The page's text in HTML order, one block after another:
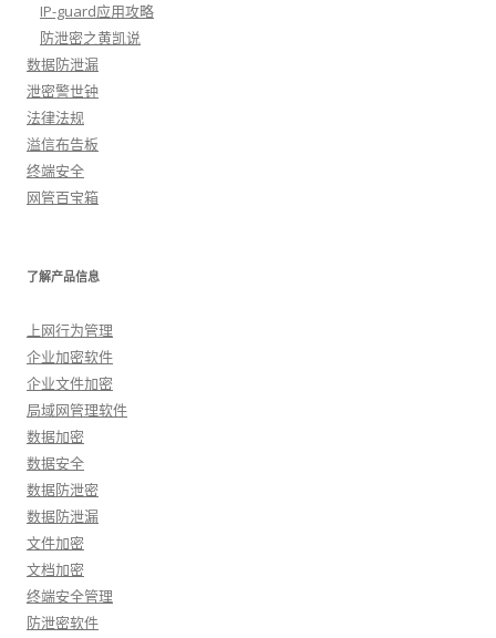
IP-guard应用攻略
防泄密之黄凯说
数据防泄漏
泄密警世钟
法律法规
溢信布告板
终端安全
网管百宝箱
了解产品信息
上网行为管理
企业加密软件
企业文件加密
局域网管理软件
数据加密
数据安全
数据防泄密
数据防泄漏
文件加密
文档加密
终端安全管理
防泄密软件